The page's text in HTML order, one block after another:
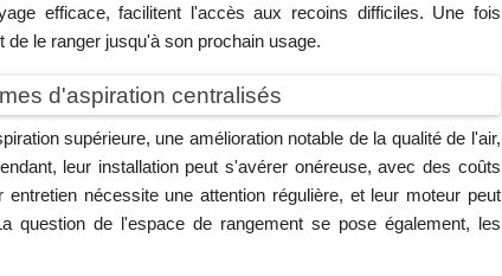
efficace, facilitent l'accès aux recoins difficiles. Une fois
le ranger jusqu'à son prochain usage.
d'aspiration centralisés
supérieure, une amélioration notable de la qualité de l'air,
leur installation peut s'avérer onéreuse, avec des coûts
nécessite une attention régulière, et leur moteur peut
question de l'espace de rangement se pose également, les